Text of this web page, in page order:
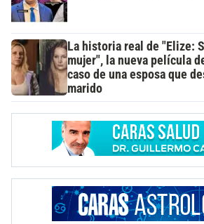
La historia real de "Elize:
mujer", la nueva película
caso de una esposa que
marido